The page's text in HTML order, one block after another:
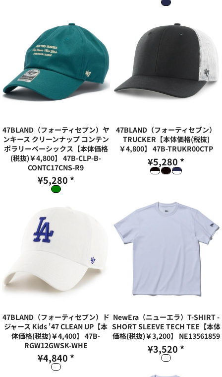
47BLAND（フォーティセブン）ヤ
ンキース クリーンナップ コンテン
ポラリーベーシックス【本体価格
(税抜)￥4,800】
47B-CLP-B-
CONTC17CNS-R9
¥5,280 *
47BLAND（フォーティセブン）
TRUCKER【本体価格(税抜)
￥4,800】
47B-TRUKR00CTP
¥5,280 *
47BLAND（フォーティセブン）ド
ジャース Kids '47 CLEAN UP【本
体価格(税抜)￥4,400】
47B-
RGW12GWSK-WHE
¥4,840 *
NewEra（ニューエラ）T-SHIRT -
SHORT SLEEVE TECH TEE【本体
価格(税抜)￥3,200】
NE13561859
¥3,520 *